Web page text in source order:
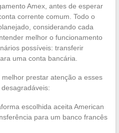
Amex, antes de esperar
corrente comum. Todo o
considerando cada
melhor o funcionamento
possíveis: transferir
uma conta bancária.
prestar atenção a esses
escolhida aceita American
para um banco francês